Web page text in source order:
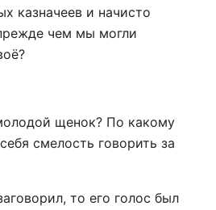
казначеев и начисто
чем мы могли
щенок? По какому
смелость говорить за
то его голос был